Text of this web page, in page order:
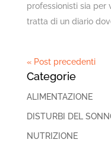
professionisti sia per
tratta di un diario
« Post precedenti
Categorie
ALIMENTAZIONE
DISTURBI DEL
NUTRIZIONE